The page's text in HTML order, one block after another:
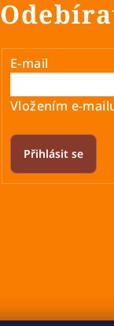
E-mail
Vložením e-
Přihlásit se